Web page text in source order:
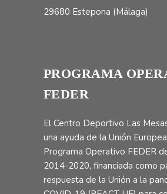
29680 Estepona (Málaga)
PROGRAMA
FEDER
El Centro Deportivo Las
una ayuda de la Unión
Programa Operativo FEDER
2014-2020, financiada como
respuesta de la Unión a la